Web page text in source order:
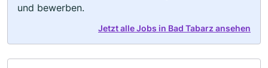
und bewerben.
Jetzt alle Jobs in Bad Tabarz ansehen